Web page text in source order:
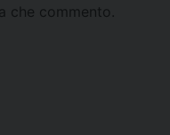
che commento.